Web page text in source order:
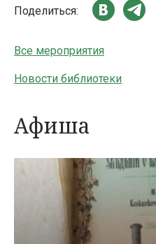
Поделиться:
Все мероприятия
Новости библиотеки
Афиша